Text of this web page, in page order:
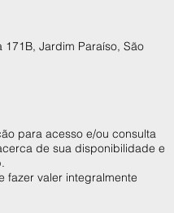
Jardim Paraíso, São
para acesso e/ou consulta
de sua disponibilidade e
fazer valer integralmente